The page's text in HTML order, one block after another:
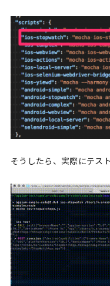
そうしたら、実際にテス